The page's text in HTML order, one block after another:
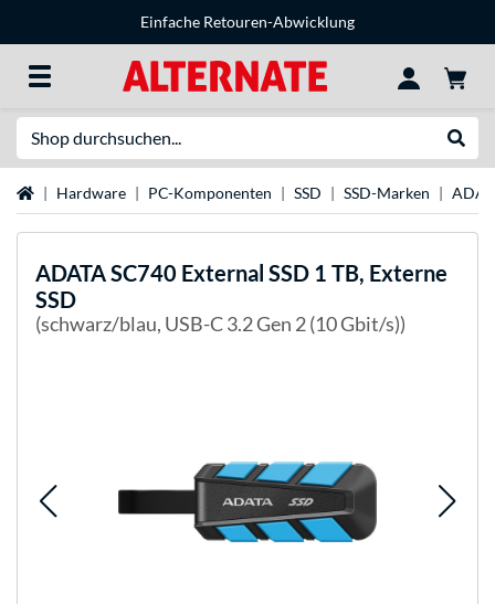
Einfache Retouren-Abwicklung
StartseiteHardware PC-Komponenten SSD SSD-Marken
ADATASC740 External SSD 1 TB, Externe
SSD
(schwarz/blau, USB-C 3.2 Gen 2 (10 Gbit/s))